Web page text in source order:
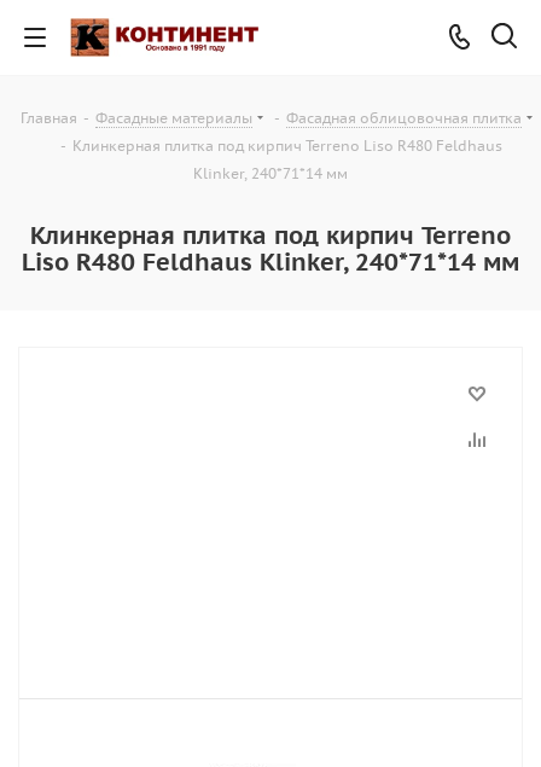
Главная - Фасадные материалы - Фасадная облицовочная плитка
- Клинкерная плитка под кирпич Terreno Liso R480 Feldhaus
Klinker, 240*71*14 мм
Клинкерная плитка под кирпич Terreno
Liso R480 Feldhaus Klinker, 240*71*14 мм